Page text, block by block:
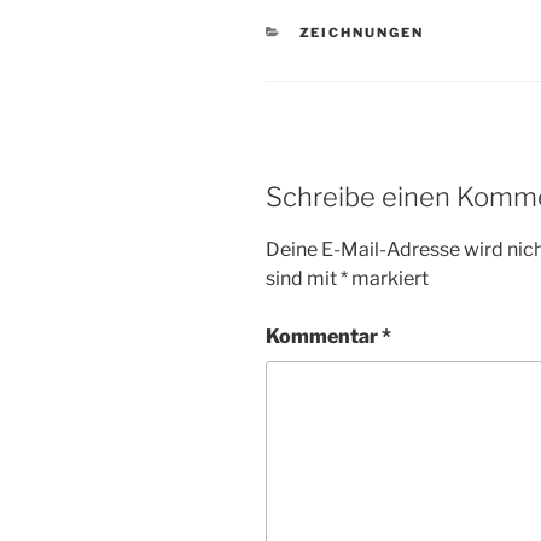
KATEGORIEN
ZEICHNUNGEN
Schreibe einen
Deine E-Mail-Adresse wird
sind mit* markiert
Kommentar*